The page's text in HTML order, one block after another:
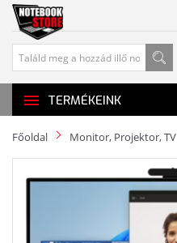
TERMÉKEINK
Főoldal Monitor, Projektor, TV